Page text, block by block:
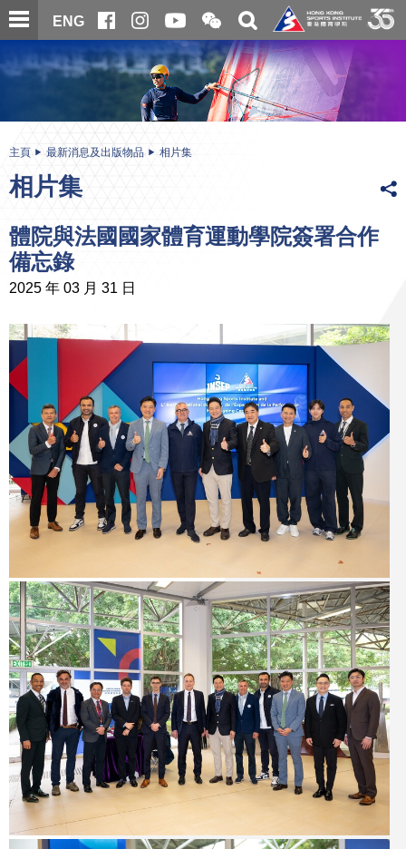
跳
至
內
ENG
開
合
微
信
二
維
碼
關
搜
尋
内
主頁 最新消息及出版物品 相片集
相片集
體院與法國國家體育運動學院簽署合作
備忘錄
2025 年 03 月 31 日